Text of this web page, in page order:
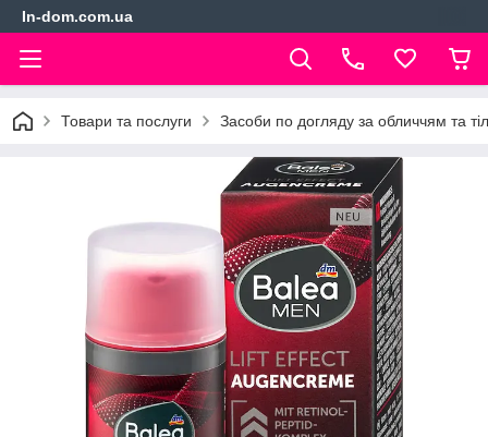
In-dom.com.ua
Товари та послуги Засоби по догляду за обличчям та